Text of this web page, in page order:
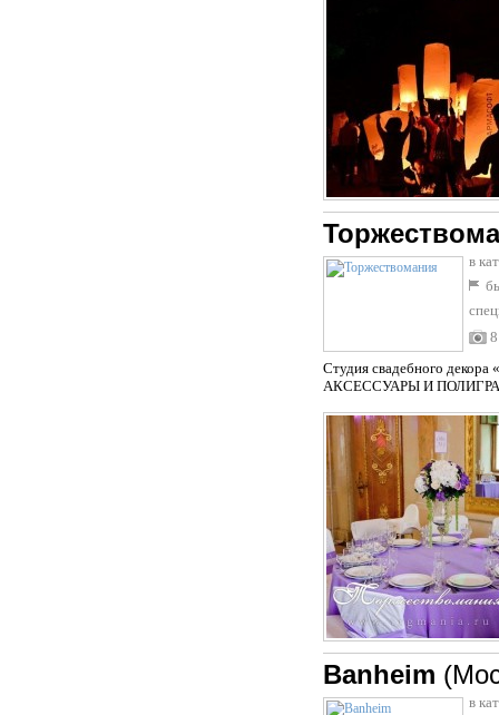
в
8
Студия свадебного
АКСЕССУАРЫ И
Banheim
в